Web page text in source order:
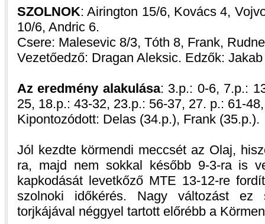
SZOLNOK: Airington 15/6, Kovács 4,
10/6, Andric 6.
Csere: Malesevic 8/3, Tóth 8, Frank,
Vezetőedző: Dragan Aleksic. Edzők:
Az eredmény alakulása: 3.p.: 0-6, 7.p.:
25, 18.p.: 43-32, 23.p.: 56-37, 27. p.: 61-
Kipontozódott: Delas (34.p.), Frank (35.p.).
Jól kezdte körmendi meccsét az Olaj,
ra, majd nem sokkal később 9-3-ra is
kapkodását levetkőző MTE 13-12-re
szolnoki időkérés. Nagy változást ez
torjkájával néggyel tartott előrébb a